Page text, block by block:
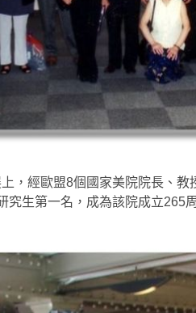
，經歐盟8個國家美院院長、
究生第一名，成為該院成立265